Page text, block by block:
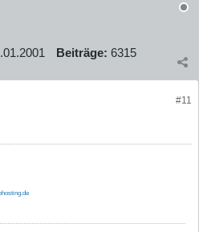
Beiträge: 6315
#11